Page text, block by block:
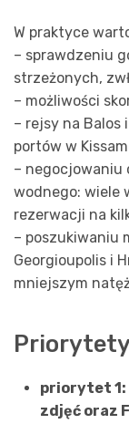
W praktyce
– sprawdzeniu
strzeżonych,
– możliwości
– rejsy na Balos
portów w
– negocjowaniu
wodnego: wiele
rezerwacji na
– poszukiwaniu
Georgioupolis i
mniejszym
priorytet 1:
zdjęć oraz